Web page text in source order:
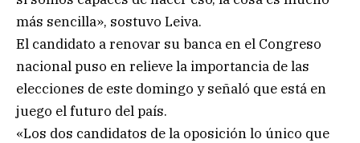
más sencilla», sostuvo Leiva.
El candidato a renovar su banca en el Congreso
nacional puso en relieve la importancia de las
elecciones de este domingo y señaló que está en
juego el futuro del país.
«Los dos candidatos de la oposición lo único que